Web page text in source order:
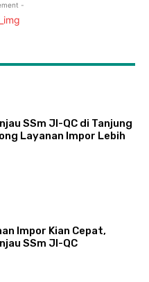
-
SSm JI-QC di Tanjung
Layanan Impor Lebih
Impor Kian Cepat,
SSm JI-QC